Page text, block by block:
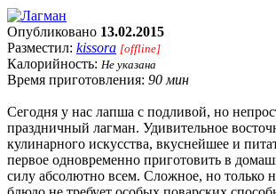
Опубликовано 13.02.2015
Разместил: kissora [offline]
Калорийность: Не указана
Время приготовления: 90 мин
Сегодня у нас лапша с подливой, но
праздничный лагман. Удивительное
кулинарного искусства, вкуснейшее и
первое одновременно приготовить в
силу абсолютно всем. Сложное, но только